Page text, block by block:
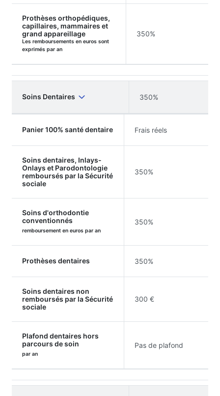
Prothèses orthopédiques,
capillaires, mammaires et
grand appareillage
Les remboursements en euros sont
exprimés par an
350%
Soins Dentaires 350%
Panier 100% santé dentaire Frais réels
Soins dentaires, Inlays-
Onlays et Parodontologie
remboursés par la Sécurité
sociale
350%
Soins d'orthodontie
conventionnés
remboursement en euros par an
350%
Prothèses dentaires 350%
Soins dentaires non
remboursés par la Sécurité
sociale
300 €
Plafond dentaires hors
parcours de soin
par an
Pas de plafond